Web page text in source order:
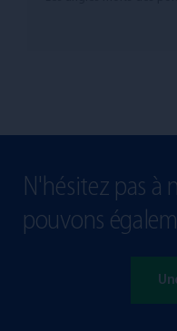
N'hésitez pas à
pouvons